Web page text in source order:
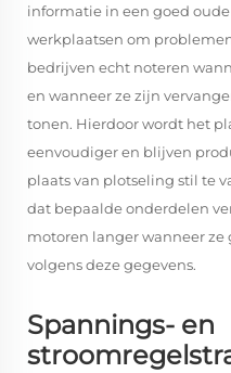
informatie in een goed
werkplaatsen om
bedrijven echt noteren
en wanneer ze zijn
tonen. Hierdoor wordt het
eenvoudiger en blijven
plaats van plotseling stil te
dat bepaalde onderdelen
motoren langer wanneer
volgens deze gegevens.
Spannings- en